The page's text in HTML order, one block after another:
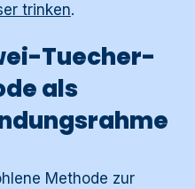
trinken.
Tuecher-
als
Methode zur